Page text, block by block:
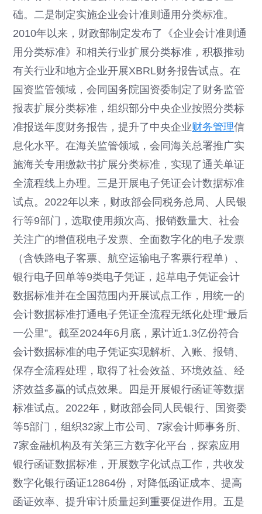
础。二是制定实施企业会计准则通用分类标准。
2010年以来，财政部制定发布了《企业会计准则通
用分类标准》和相关行业扩展分类标准，积极推动
有关行业和地方企业开展XBRL财务报告试点。在
国资监管领域，会同国务院国资委制定了财务监管
报表扩展分类标准，组织部分中央企业按照分类标
准报送年度财务报告，提升了中央企业财务管理信
息化水平。在海关监管领域，会同海关总署推广实
施海关专用缴款书扩展分类标准，实现了通关单证
全流程线上办理。三是开展电子凭证会计数据标准
试点。2022年以来，财政部会同税务总局、人民银
行等9部门，选取使用频次高、报销数量大、社会
关注广的增值税电子发票、全面数字化的电子发票
（含铁路电子客票、航空运输电子客票行程单）、
银行电子回单等9类电子凭证，起草电子凭证会计
数据标准并在全国范围内开展试点工作，用统一的
会计数据标准打通电子凭证全流程无纸化处理“最后
一公里”。截至2024年6月底，累计近1.3亿份符合
会计数据标准的电子凭证实现解析、入账、报销、
保存全流程处理，取得了社会效益、环境效益、经
济效益多赢的试点效果。四是开展银行函证等数据
标准试点。2022年，财政部会同人民银行、国资委
等5部门，组织32家上市公司、7家会计师事务所、
7家金融机构及有关第三方数字化平台，探索应用
银行函证数据标准，开展数字化试点工作，共收发
数字化银行函证12864份，对降低函证成本、提高
函证效率、提升审计质量起到重要促进作用。五是